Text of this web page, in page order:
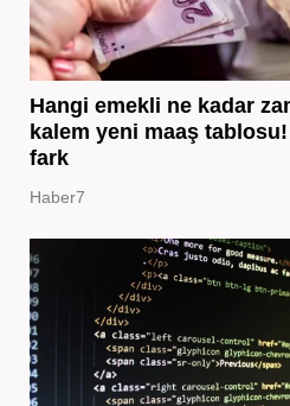
Hangi emekli ne kadar
kalem yeni maaş
fark
Haber7